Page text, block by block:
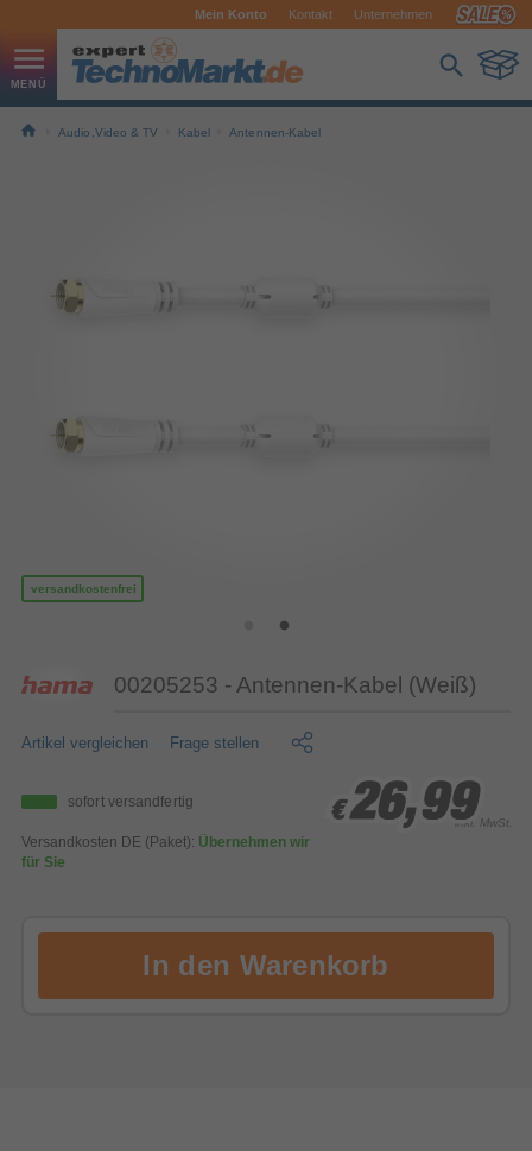
Mein Konto Kontakt Unternehmen
Audio,Video & TV Kabel Antennen-Kabel
versandkostenfrei
00205253 - Antennen-Kabel (Weiß)
Artikel vergleichen Frage stellen
sofort versandfertig
Versandkosten DE (Paket): Übernehmen wir
für Sie
€26,99
€26,99
€26,99inkl. MwSt.